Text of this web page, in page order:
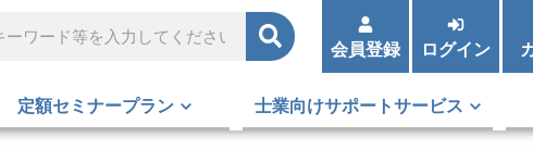
会員登録 ログイン
定額セミナープラン 士業向けサポートサービス